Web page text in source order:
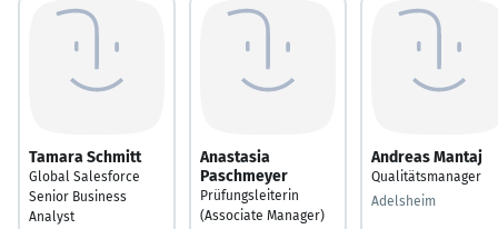
Tamara Schmitt
Global Salesforce
Senior Business
Analyst
Anastasia
Paschmeyer
Prüfungsleiterin
(Associate Manager)
Andreas Mantaj
Qualitätsmanager
Adelsheim